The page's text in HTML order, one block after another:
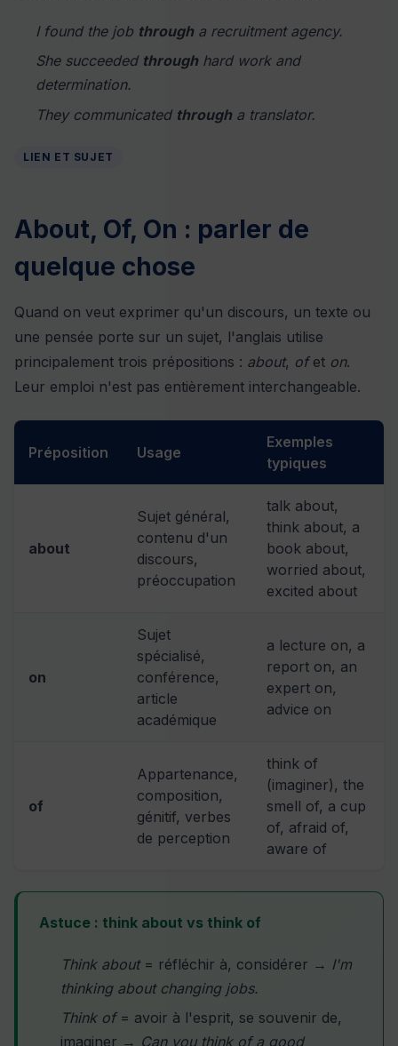
I found the job througha recruitment agency.
She succeeded throughhard work and
determination.
They communicated througha translator.
LIEN ET SUJET
About, Of, On : parler de
quelque chose
Quand on veut exprimer qu'un discours, un texte ou
une pensée porte sur un sujet, l'anglais utilise
principalement trois prépositions : about, ofet on.
Leur emploi n'est pas entièrement interchangeable.
Préposition Usage
Exemples
typiques
about
Sujet général,
contenu d'un
discours,
préoccupation
talk about,
think about, a
book about,
worried about,
excited about
on
Sujet
spécialisé,
conférence,
article
académique
a lecture on, a
report on, an
expert on,
advice on
of
Appartenance,
composition,
génitif, verbes
de perception
think of
(imaginer), the
smell of, a cup
of, afraid of,
aware of
Astuce : think about vs think of
Think about= réfléchir à, considérer → I'm
thinking about changing jobs.
Think of= avoir à l'esprit, se souvenir de,
imaginer → Can you think of a good